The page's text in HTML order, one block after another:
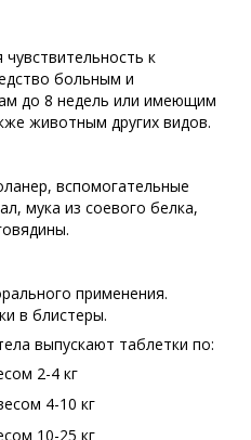
к
больным и
до 8 недель или имеющим
животным других видов.
вспомогательные
мука из соевого белка,
применения.
в блистеры.
выпускают таблетки по:
2-4 кг
4-10 кг
10-25 кг